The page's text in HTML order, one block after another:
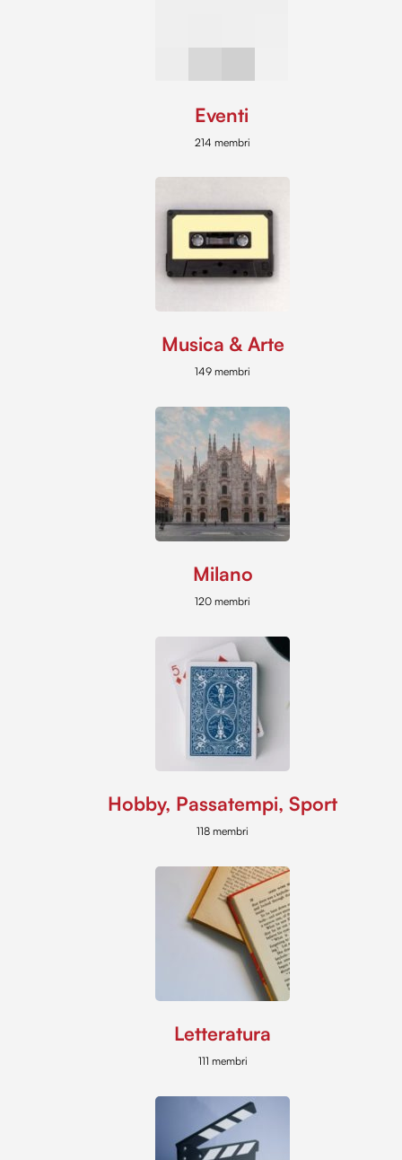
Eventi
214 membri
Musica & Arte
149 membri
Milano
120 membri
Hobby, Passatempi, Sport
118 membri
Letteratura
111 membri